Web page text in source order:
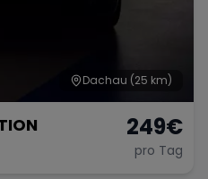
Dachau (25 km)
249€
pro Tag